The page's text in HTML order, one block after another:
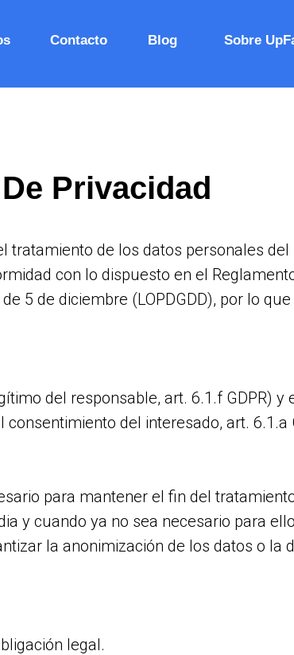
Sobre
Blog
Contacto
Privacidad
tratamiento de los datos personales del
con lo dispuesto en el
5 de diciembre (LOPDGDD), por lo
del responsable, art. 6.1.f GDPR) y
del interesado, art. 6.1.a
para mantener el fin del
y cuando ya no sea necesario para
la anonimización de los datos o la
legal.